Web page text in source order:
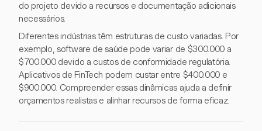
do projeto devido a recursos e documentação adicionais
necessários.
Diferentes indústrias têm estruturas de custo variadas. Por
exemplo, software de saúde pode variar de $300.000 a
$700.000 devido a custos de conformidade regulatória.
Aplicativos de FinTech podem custar entre $400.000 e
$900.000. Compreender essas dinâmicas ajuda a definir
orçamentos realistas e alinhar recursos de forma eficaz.